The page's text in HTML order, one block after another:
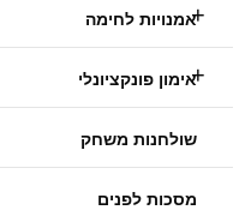
אמנויות לחימה
אימון פונקציונלי
שולחנות משחק
מסכות לפנים